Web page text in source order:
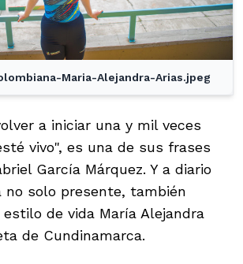
Maria-Alejandra-Arias.jpeg
a iniciar una y mil veces
vivo", es una de sus frases
García Márquez. Y a diario
solo presente, también
de vida María Alejandra
de Cundinamarca.